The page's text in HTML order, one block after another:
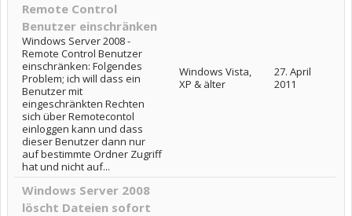
Remote Control
Benutzer einschränken
Windows Server 2008 -
Remote Control Benutzer
einschränken: Folgendes
Problem; ich will dass ein
Benutzer mit
eingeschränkten Rechten
sich über Remotecontol
einloggen kann und dass
dieser Benutzer dann nur
auf bestimmte Ordner Zugriff
hat und nicht auf...
Windows Vista,
XP & älter
27. April
2011
Windows Server 2008
löscht Dateien sofort